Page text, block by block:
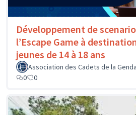
Développement de
l’Escape Game à
jeunes de 14 à 18 ans
Association des Cadets de la
0
0